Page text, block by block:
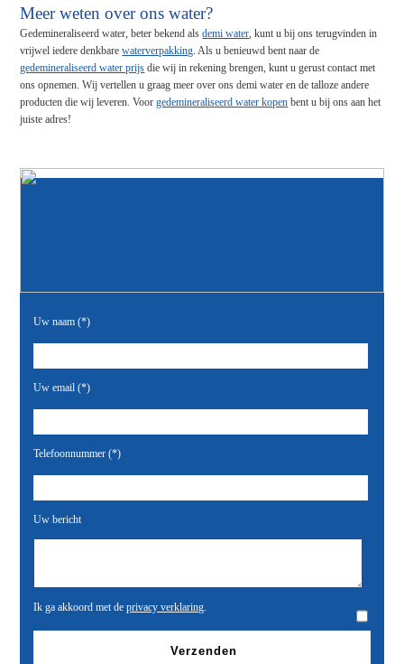
Meer weten over ons water?
Gedemineraliseerd water, beter bekend alsdemi water , kunt u bij ons terugvinden in
vrijwel iedere denkbarewaterverpakking . Als u benieuwd bent naar de
gedemineraliseerd water prijs die wij in rekening brengen, kunt u gerust contact met
ons opnemen. Wij vertellen u graag meer over ons demi water en de talloze andere
producten die wij leveren. Voorgedemineraliseerd water kopen bent u bij ons aan het
juiste adres!
Uw naam (*)
Uw email (*)
Telefoonnummer (*)
Uw bericht
Ik ga akkoord met deprivacy verklaring